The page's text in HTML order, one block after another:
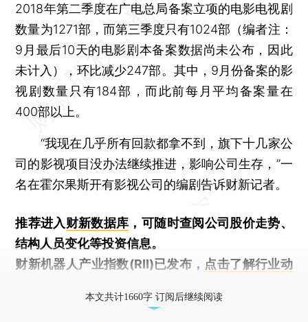
2018年第二季度在广电总局备案立项的电影电视剧
数量为1271部，而第三季度只有1024部（编者注：
9月最后10天的电影剧本备案数据尚未公布，因此
未计入），环比减少247部。其中，9月份备案的影
视剧数量只有184部，而此前每月平均备案量在
400部以上。
“我现在几乎所有回款都拿不到，旗下十几家公
司的影视项目没办法继续推进，影响公司生存，”一
名在霍尔果斯开有影视公司的编剧告诉财新记者。
推荐进入财新数据库 ，可随时查阅公司股价走势、
结构人员变化等投资信息。
财新机器人产业指数(RII)已发布， 点击了解行业动
本文共计1660字 订阅后继续阅读